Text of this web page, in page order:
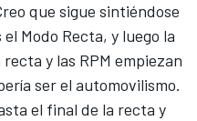
que sigue sintiéndose
Modo Recta, y luego la
y las RPM empiezan
ser el automovilismo.
el final de la recta y